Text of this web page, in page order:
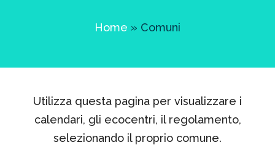
Home » Comuni
Utilizza questa pagina per visualizzare i
calendari, gli ecocentri, il regolamento,
selezionando il proprio comune.